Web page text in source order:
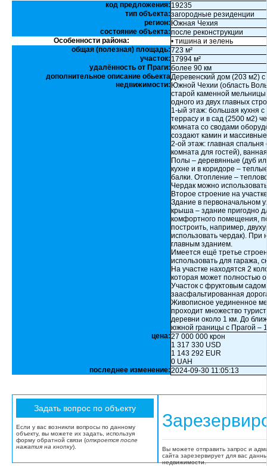
код предложения: 19235
тип объекта:загородные резиденции
регион: Южная Чехия
состояние объекта:после реконструкции
Особенности района:
• тишина и зелень
общая (полезная) площадь:723 м²
участок: 17994 м²
удалённость от Праги:более 90 км
дополнительное описание обьекта
недвижимости:
Деревенский дом (203 м2)
Южной Чехии (область
старой каменной
одного из двух главных
1-ый этаж: большая кухня
террасу и в сад (2500 м2)
комната со сводами
создают камин и
2-ой этаж: главная
комната для гостей),
Полы – деревянные (дуб
кухне и в коридоре –
балки. Отопление –
Чердак можно
Второе строение на
Здание в первоначальном
крыша – здание пригодно
комфортного помещения,
построить, например,
использовать чердак). При
главным зданием.
Имеется ещё третье
использовать для гаража,
На участке находятся 2
которая может полностью
Участок с фруктовым
заасфальтированная
Живописное уединенное
проходит множество
деревни около 1 км. До
южной границы с Прагой –
цена:27 000 000 крон
1 317 330 USD
1 143 292 EUR
0 UAH
последнее изменение:2024-09-30 11:05:13
Если у вас возникли вопросы по данному
объекту, вы можете их задать, используя
форму обратной связи (откроется после
нажатия на кнопку).
Вы можете отправить запрос и
сайта зарезервирует для вас
недвижимости.